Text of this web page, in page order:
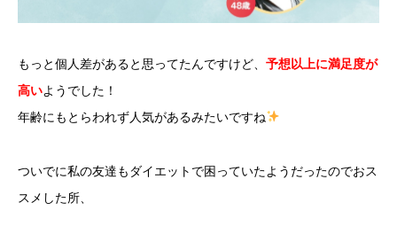
もっと個人差があると思ってたんですけど、 予想以上に満足度が
高いようでした！
年齢にもとらわれず人気があるみたいですね
ついでに私の友達もダイエットで困っていたようだったのでおス
スメした所、